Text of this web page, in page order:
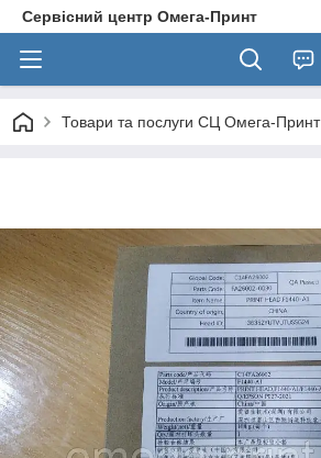
Сервісний центр Омега-Принт
Товари та послуги СЦ Омега-Принт